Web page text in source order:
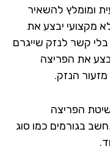
להשאיר
יבצע את
לנזק שייגרם
הפריצה
הנזק.
הפריצה
כמו סוג